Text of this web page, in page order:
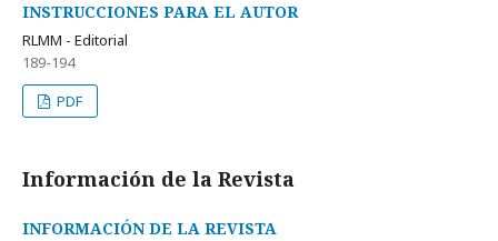
INSTRUCCIONES PARA EL AUTOR
RLMM - Editorial
189-194
PDF
Información de la Revista
INFORMACIÓN DE LA REVISTA